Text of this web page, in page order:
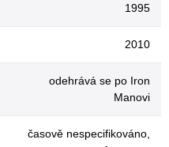
1995
2010
odehrává se po Iron
Manovi
časově nespecifikováno,